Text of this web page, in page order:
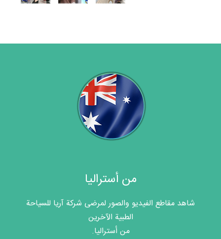
من أستراليا
شاهد مقاطع الفيديو والصور لمرضى شركة آريا للسياحة
الطبية الآخرين
من أستراليا.